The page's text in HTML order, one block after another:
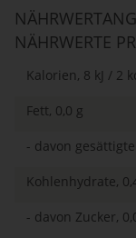
NÄHRWERTE
Kalorien, 8 kJ / 2
Fett, 0,0 g
- davon
Kohlenhydrate,
- davon Zucker,